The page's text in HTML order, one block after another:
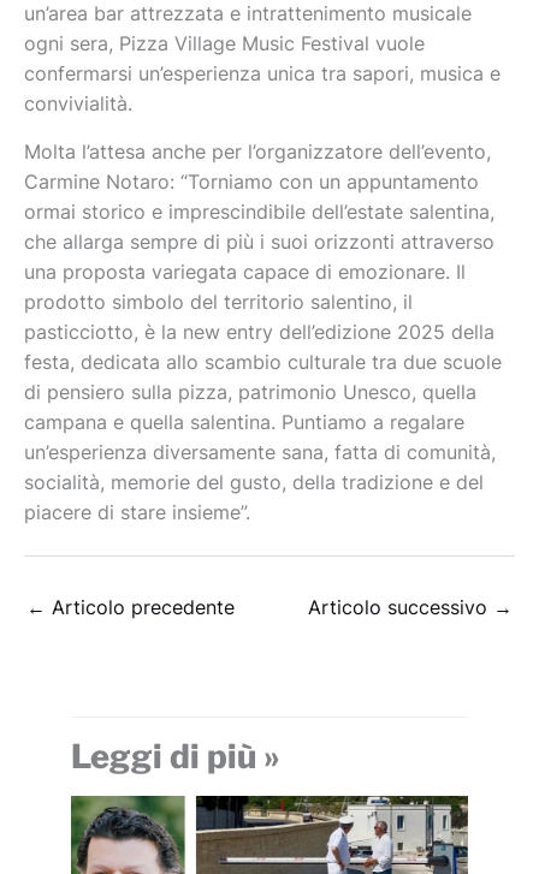
un’area bar attrezzata e intrattenimento musicale
ogni sera, Pizza Village Music Festival vuole
confermarsi un’esperienza unica tra sapori, musica e
convivialità.
Molta l’attesa anche per l’organizzatore dell’evento,
Carmine Notaro: “Torniamo con un appuntamento
ormai storico e imprescindibile dell’estate salentina,
che allarga sempre di più i suoi orizzonti attraverso
una proposta variegata capace di emozionare. Il
prodotto simbolo del territorio salentino, il
pasticciotto, è la new entry dell’edizione 2025 della
festa, dedicata allo scambio culturale tra due scuole
di pensiero sulla pizza, patrimonio Unesco, quella
campana e quella salentina. Puntiamo a regalare
un’esperienza diversamente sana, fatta di comunità,
socialità, memorie del gusto, della tradizione e del
piacere di stare insieme”.
← Articolo precedente Articolo successivo →
Leggi di più »